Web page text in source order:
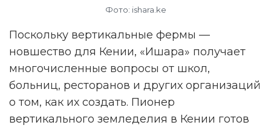
Фото: ishara.ke
Поскольку вертикальные фермы —
новшество для Кении, «Ишара» получает
многочисленные вопросы от школ,
больниц, ресторанов и других организаций
о том, как их создать. Пионер
вертикального земледелия в Кении готов